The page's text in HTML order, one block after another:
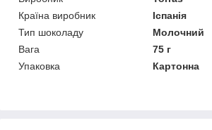
Країна виробник
Іспанія
Тип шоколаду
Молочний
Вага
75 г
Упаковка
Картонна